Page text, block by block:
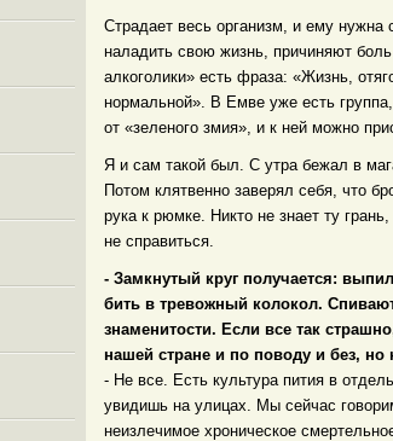
Страдает весь организм, и ему
наладить свою жизнь, причиняют
алкоголики» есть фраза: «Жизнь,
нормальной». В Емве уже есть
от «зеленого змия», и к ней можно
Я и сам такой был. С утра бежал в
Потом клятвенно заверял себя, что
рука к рюмке. Никто не знает ту
не справиться.
- Замкнутый круг получается:
бить в тревожный колокол.
знаменитости. Если все так
нашей стране и по поводу и без, но
- Не все. Есть культура пития в
увидишь на улицах. Мы сейчас
неизлечимое хроническое